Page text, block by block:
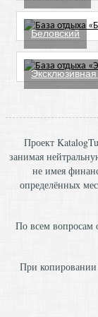
Беловский
Проект
занимая
не имея
определённых
По всем вопросам
При копировании